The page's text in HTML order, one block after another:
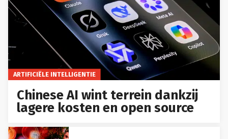
ARTIFICIËLE INTELLIGENTIE
Chinese AI wint terrein dankzij
lagere kosten en open source